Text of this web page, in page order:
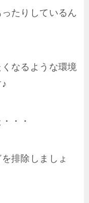
たりしているん
なるような環境
・・
排除しましょ